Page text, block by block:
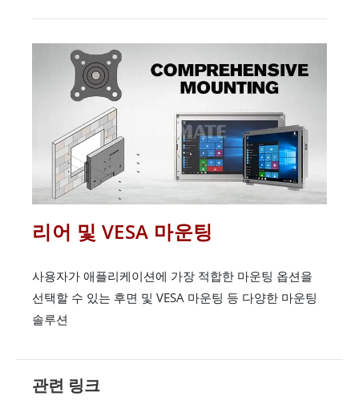
리어 및 VESA 마운팅
사용자가 애플리케이션에 가장 적합한 마운팅 옵션을
선택할 수 있는 후면 및 VESA 마운팅 등 다양한 마운팅
솔루션
관련 링크